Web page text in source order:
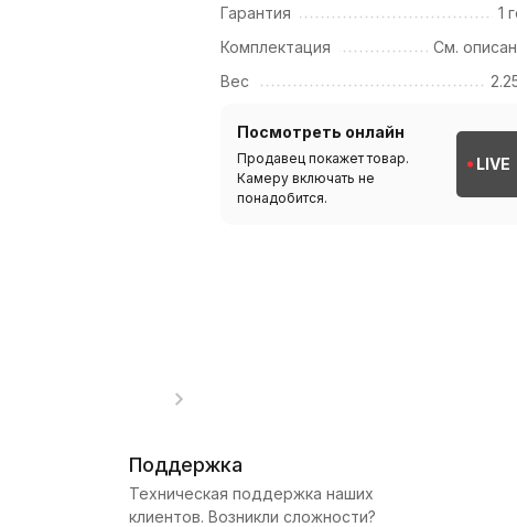
Гарантия
1
Комплектация
См.
Вес
Посмотреть онлайн
Продавец покажет товар.
Камеру включать не
понадобится.
LIVE
Поддержка
Техническая поддержка наших
клиентов. Возникли сложности?